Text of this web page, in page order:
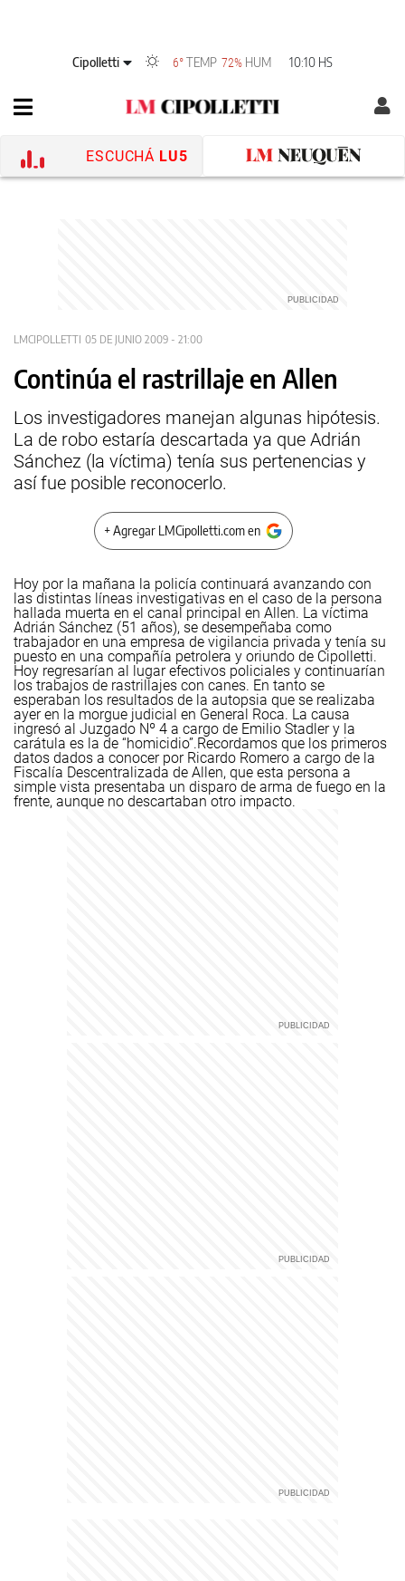
Cipolletti 6°TEMP 72% HUM 10:10 HS
ESCUCHÁ LU5
LMCIPOLLETTI 05 DE JUNIO 2009 - 21:00
Continúa el rastrillaje en Allen
Los investigadores manejan algunas hipótesis.
La de robo estaría descartada ya que Adrián
Sánchez (la víctima) tenía sus pertenencias y
así fue posible reconocerlo.
+ Agregar LMCipolletti.com en
Hoy por la mañana la policía continuará avanzando con
las distintas líneas investigativas en el caso de la persona
hallada muerta en el canal principal en Allen. La víctima
Adrián Sánchez (51 años), se desempeñaba como
trabajador en una empresa de vigilancia privada y tenía su
puesto en una compañía petrolera y oriundo de Cipolletti.
Hoy regresarían al lugar efectivos policiales y continuarían
los trabajos de rastrillajes con canes. En tanto se
esperaban los resultados de la autopsia que se realizaba
ayer en la morgue judicial en General Roca. La causa
ingresó al Juzgado Nº 4 a cargo de Emilio Stadler y la
carátula es la de “homicidio”.Recordamos que los primeros
datos dados a conocer por Ricardo Romero a cargo de la
Fiscalía Descentralizada de Allen, que esta persona a
simple vista presentaba un disparo de arma de fuego en la
frente, aunque no descartaban otro impacto.